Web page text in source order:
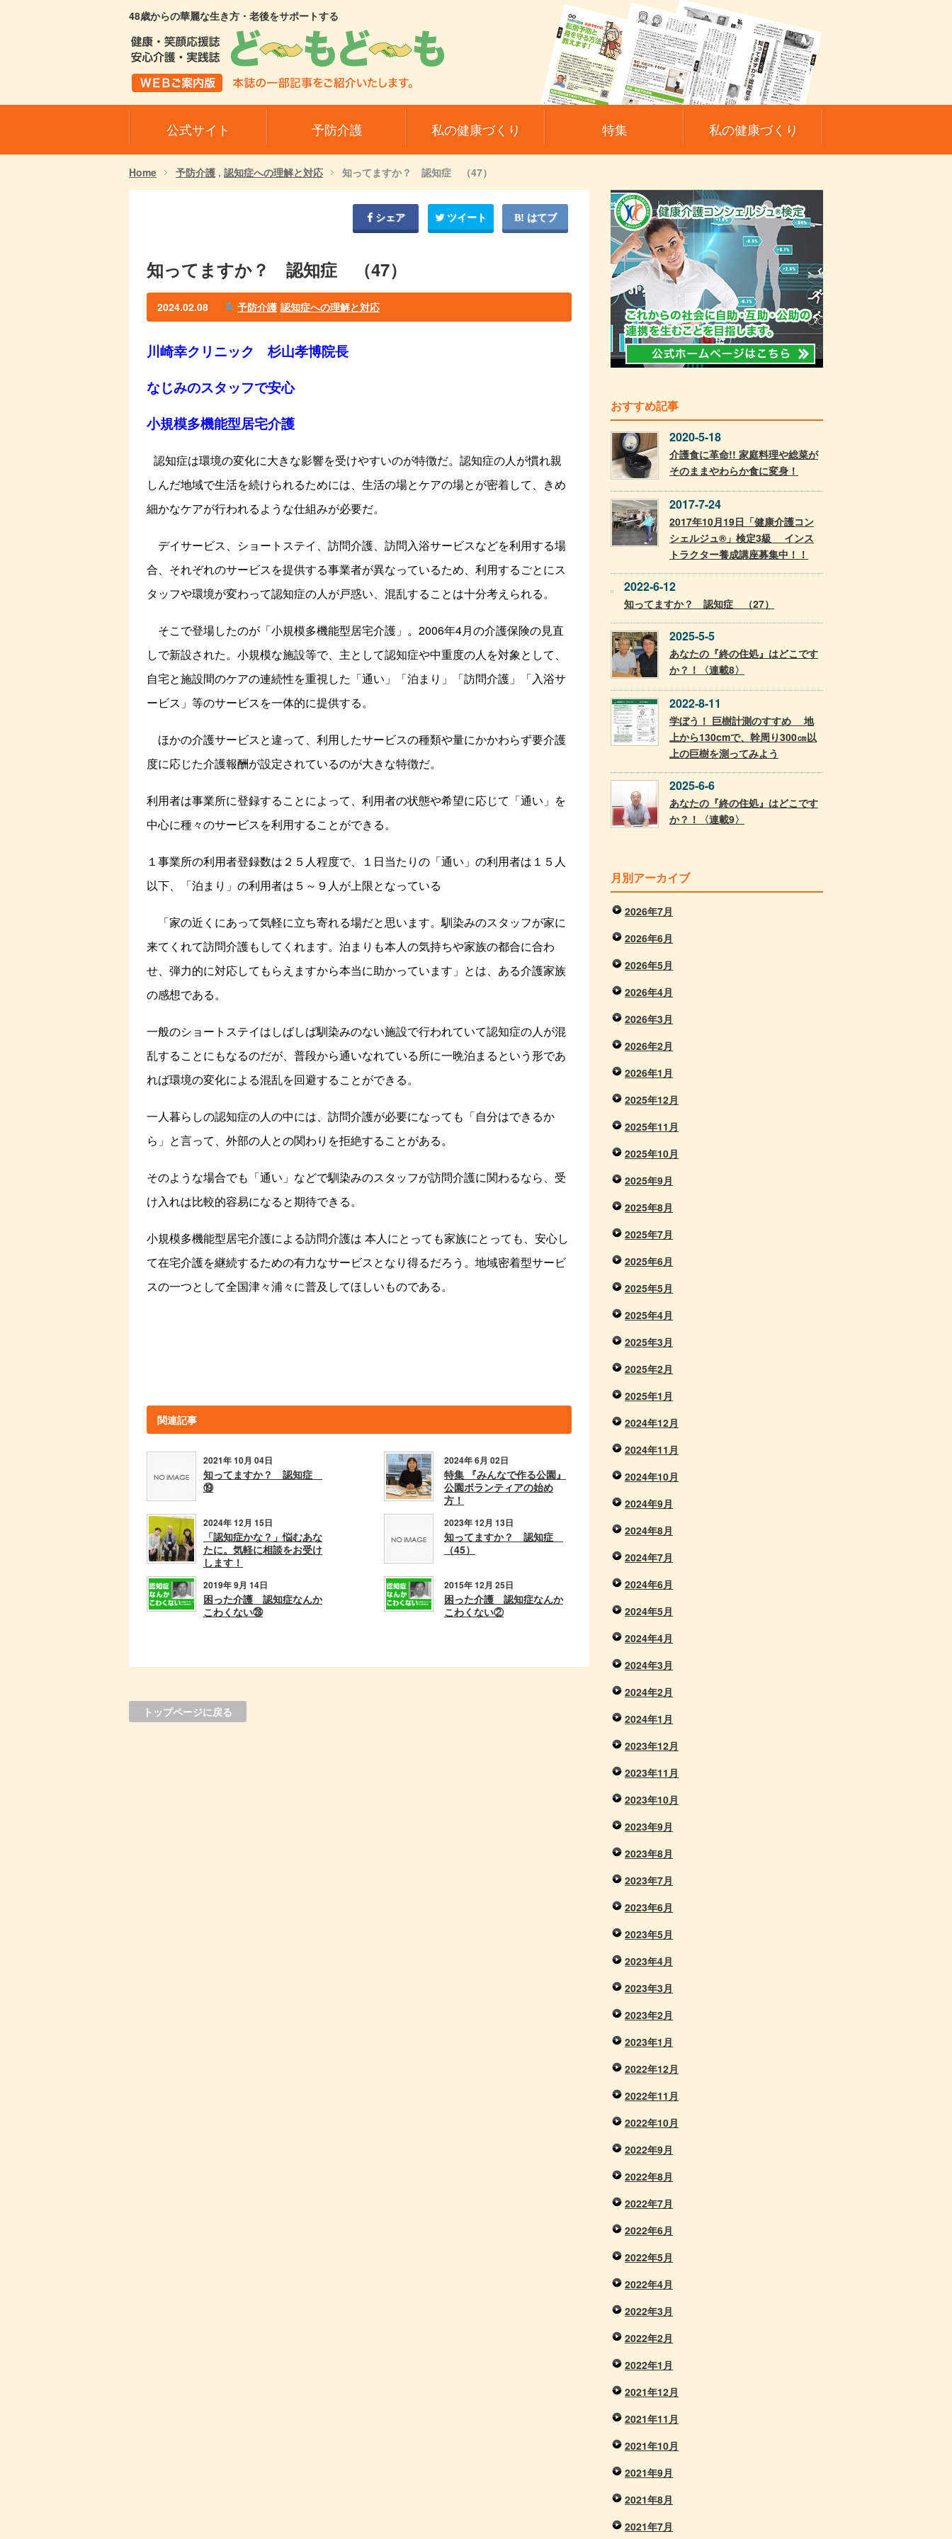
公式サイト 予防介護 私の健康づくり 特集 私の健康づくり
48歳からの華麗な生き方・老後をサポートする
Home 予防介護 , 認知症への理解と対応 知ってますか？ 認知症 （47）
はてブ
ツイート
シェア
知ってますか？ 認知症 （47）
2024.02.08 予防介護 認知症への理解と対応
川崎幸クリニック 杉山孝博院長
なじみのスタッフで安心
小規模多機能型居宅介護
認知症は環境の変化に大きな影響を受けやすいのが特徴だ。認知症の人が慣れ親
しんだ地域で生活を続けられるためには、生活の場とケアの場とが密着して、きめ
細かなケアが行われるような仕組みが必要だ。
デイサービス、ショートステイ、訪問介護、訪問入浴サービスなどを利用する場
合、それぞれのサービスを提供する事業者が異なっているため、利用するごとにス
タッフや環境が変わって認知症の人が戸惑い、混乱することは十分考えられる。
そこで登場したのが「小規模多機能型居宅介護」。2006年4月の介護保険の見直
しで新設された。小規模な施設等で、主として認知症や中重度の人を対象として、
自宅と施設間のケアの連続性を重視した「通い」「泊まり」「訪問介護」「入浴サ
ービス」等のサービスを一体的に提供する。
ほかの介護サービスと違って、利用したサービスの種類や量にかかわらず要介護
度に応じた介護報酬が設定されているのが大きな特徴だ。
利用者は事業所に登録することによって、利用者の状態や希望に応じて「通い」を
中心に種々のサービスを利用することができる。
１事業所の利用者登録数は２５人程度で、１日当たりの「通い」の利用者は１５人
以下、「泊まり」の利用者は５～９人が上限となっている
「家の近くにあって気軽に立ち寄れる場だと思います。馴染みのスタッフが家に
来てくれて訪問介護もしてくれます。泊まりも本人の気持ちや家族の都合に合わ
せ、弾力的に対応してもらえますから本当に助かっています」とは、ある介護家族
の感想である。
一般のショートステイはしばしば馴染みのない施設で行われていて認知症の人が混
乱することにもなるのだが、普段から通いなれている所に一晩泊まるという形であ
れば環境の変化による混乱を回避することができる。
一人暮らしの認知症の人の中には、訪問介護が必要になっても「自分はできるか
ら」と言って、外部の人との関わりを拒絶することがある。
そのような場合でも「通い」などで馴染みのスタッフが訪問介護に関わるなら、受
け入れは比較的容易になると期待できる。
小規模多機能型居宅介護による訪問介護は 本人にとっても家族にとっても、安心し
て在宅介護を継続するための有力なサービスとなり得るだろう。地域密着型サービ
スの一つとして全国津々浦々に普及してほしいものである。
関連記事
2021年 10月 04日
知ってますか？ 認知症
⑲
2024年 6月 02日
特集 『みんなで作る公園』
公園ボランティアの始め
方！
2024年 12月 15日
「認知症かな？」悩むあな
たに。気軽に相談をお受け
します！
2023年 12月 13日
知ってますか？ 認知症
（45）
2019年 9月 14日
困った介護 認知症なんか
こわくない㉘
2015年 12月 25日
困った介護 認知症なんか
こわくない②
トップページに戻る
おすすめ記事
2020-5-18
介護食に革命!! 家庭料理や総菜が
そのままやわらか食に変身！
2017-7-24
2017年10月19日「健康介護コン
シェルジュ®」検定3級 インス
トラクター養成講座募集中！！
2022-6-12
知ってますか？ 認知症 （27）
2025-5-5
あなたの『終の住処』はどこです
か？！〈連載8〉
2022-8-11
学ぼう！ 巨樹計測のすすめ 地
上から130cmで、幹周り300㎝以
上の巨樹を測ってみよう
2025-6-6
あなたの『終の住処』はどこです
か？！〈連載9〉
月別アーカイブ
2026年7月
2026年6月
2026年5月
2026年4月
2026年3月
2026年2月
2026年1月
2025年12月
2025年11月
2025年10月
2025年9月
2025年8月
2025年7月
2025年6月
2025年5月
2025年4月
2025年3月
2025年2月
2025年1月
2024年12月
2024年11月
2024年10月
2024年9月
2024年8月
2024年7月
2024年6月
2024年5月
2024年4月
2024年3月
2024年2月
2024年1月
2023年12月
2023年11月
2023年10月
2023年9月
2023年8月
2023年7月
2023年6月
2023年5月
2023年4月
2023年3月
2023年2月
2023年1月
2022年12月
2022年11月
2022年10月
2022年9月
2022年8月
2022年7月
2022年6月
2022年5月
2022年4月
2022年3月
2022年2月
2022年1月
2021年12月
2021年11月
2021年10月
2021年9月
2021年8月
2021年7月